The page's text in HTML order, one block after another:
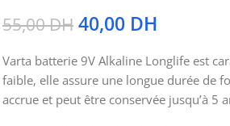
55,00DH 40,00 DH
Varta batterie 9V Alkaline Longlife est
faible, elle assure une longue durée de
accrue et peut être conservée jusqu’à 5